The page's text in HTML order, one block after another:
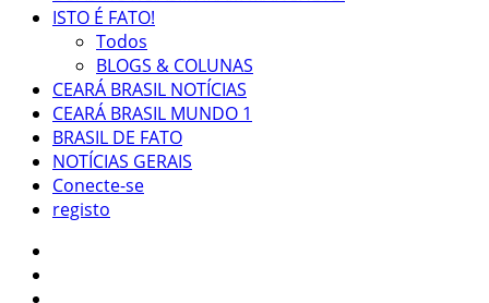
ISTO É FATO!
Todos
BLOGS & COLUNAS
CEARÁ BRASIL NOTÍCIAS
CEARÁ BRASIL MUNDO 1
BRASIL DE FATO
NOTÍCIAS GERAIS
Conecte-se
registo